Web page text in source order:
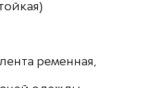
ременная,